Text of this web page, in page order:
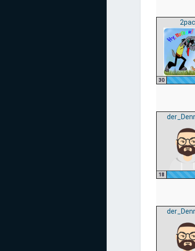
2pac
30
18